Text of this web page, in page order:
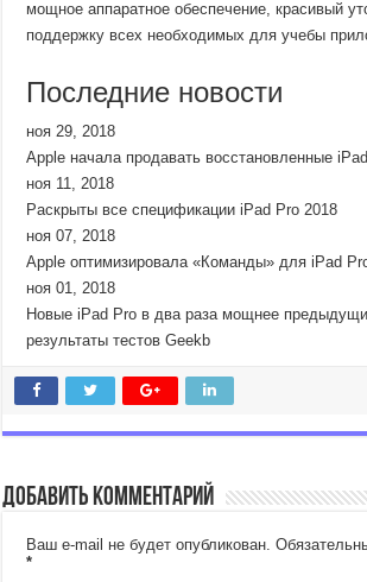
мощное аппаратное обеспечение, красивый
поддержку всех необходимых для учебы
Последние новости
ноя 29, 2018
Apple начала продавать восстановленные
ноя 11, 2018
Раскрыты все спецификации iPad Pro 2018
ноя 07, 2018
Apple оптимизировала «Команды» для iPad
ноя 01, 2018
Новые iPad Pro в два раза мощнее
результаты тестов Geekb
Добавить комментарий
Ваш e-mail не будет опубликован.
*